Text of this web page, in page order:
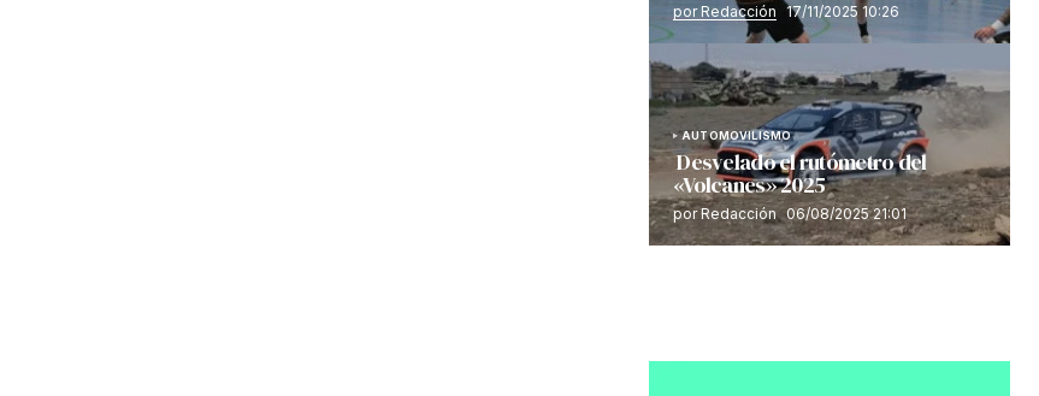
por Redacción 17/11/2025 10:26
AUTOMOVILISMO
Desvelado el rutómetro del
«Volcanes» 2025
por Redacción 06/08/2025 21:01